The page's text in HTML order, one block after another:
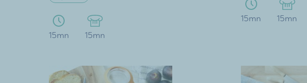
15mn 15mn
15mn 15mn